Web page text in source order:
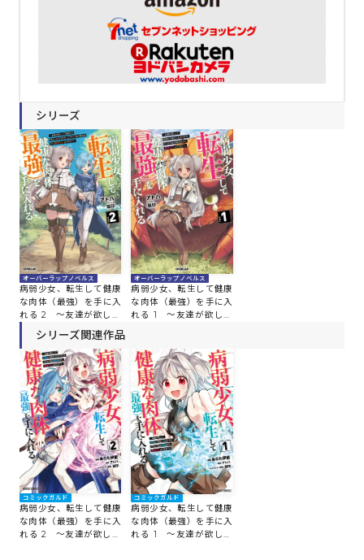
シリーズ
オーバーラップノベルス
病弱少女、転生して健康
な肉体（最強）を手に入
れる 2 ～友達が欲しく
て魔境から旅立ったので
すが、どうやら私の魔法
は少しおかしいようで
す！？～
オーバーラップノベルス
病弱少女、転生して健康
な肉体（最強）を手に入
れる 1 ～友達が欲しく
は少しおかしいようで
す！？～
シリーズ関連作品
コミックガルド
病弱少女、転生して健康
な肉体（最強）を手に入
れる 2 ～友達が欲しく
コミックガルド
病弱少女、転生して健康
な肉体（最強）を手に入
れる 1 ～友達が欲しく